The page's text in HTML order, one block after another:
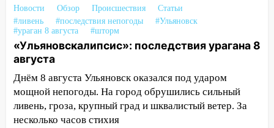
за абонементы закрывшегося фитнес-
клуба «Рекорд-Fitness»
15:34 После вмешательства
прокуратуры в селах Ульяновской
площадки
15:27 Прокуратура проверяет
капремонт школы в селе Кивать
Новости Обзор Происшествия
Статьи
#ливень
#последствия непогоды
#Ульяновск
#ураган 8 августа
#шторм
«Ульяновскалипсис»: последствия урагана 8
августа
Днём 8 августа Ульяновск оказался под ударом
мощной непогоды. На город обрушились сильный
ливень, гроза, крупный град и шквалистый ветер. За
несколько часов стихия